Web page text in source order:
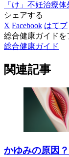
「け」 不妊治療体
シェアする
X Facebook はてブ
総合健康ガイドを
総合健康ガイド
関連記事
かゆみの原因